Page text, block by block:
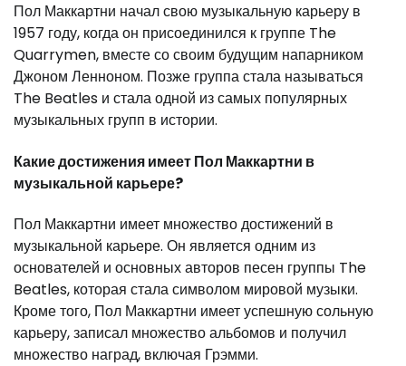
Пол Маккартни начал свою музыкальную карьеру в
1957 году, когда он присоединился к группе The
Quarrymen, вместе со своим будущим напарником
Джоном Ленноном. Позже группа стала называться
The Beatles и стала одной из самых популярных
музыкальных групп в истории.
Какие достижения имеет Пол Маккартни в
музыкальной карьере?
Пол Маккартни имеет множество достижений в
музыкальной карьере. Он является одним из
основателей и основных авторов песен группы The
Beatles, которая стала символом мировой музыки.
Кроме того, Пол Маккартни имеет успешную сольную
карьеру, записал множество альбомов и получил
множество наград, включая Грэмми.